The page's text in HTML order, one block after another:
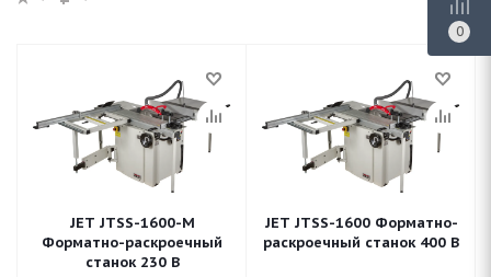
JET JTSS-1600-M
Форматно-раскроечный
станок 230 В
JET JTSS-1600 Форматно-
раскроечный станок 400 В
0